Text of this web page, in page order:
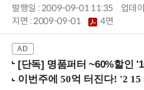
발행일 : 2009-09-01 11:35
업데
지면 :2009-09-01 4면
[단독] 명품퍼터 ~60%할인 '10